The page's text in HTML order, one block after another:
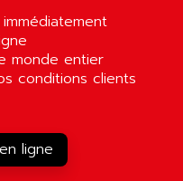
monde entier
conditions clients
ligne